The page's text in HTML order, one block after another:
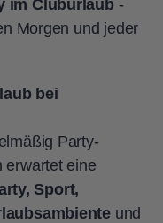
im Cluburlaub -
Morgen und jeder
bei
Party-
erwartet eine
Sport,
und